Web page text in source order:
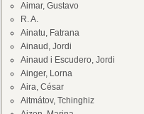
Aimar, Gustavo
R. A.
Ainatu, Fatrana
Ainaud, Jordi
Ainaud i Escudero, Jordi
Ainger, Lorna
Aira, César
Aitmátov, Tchinghiz